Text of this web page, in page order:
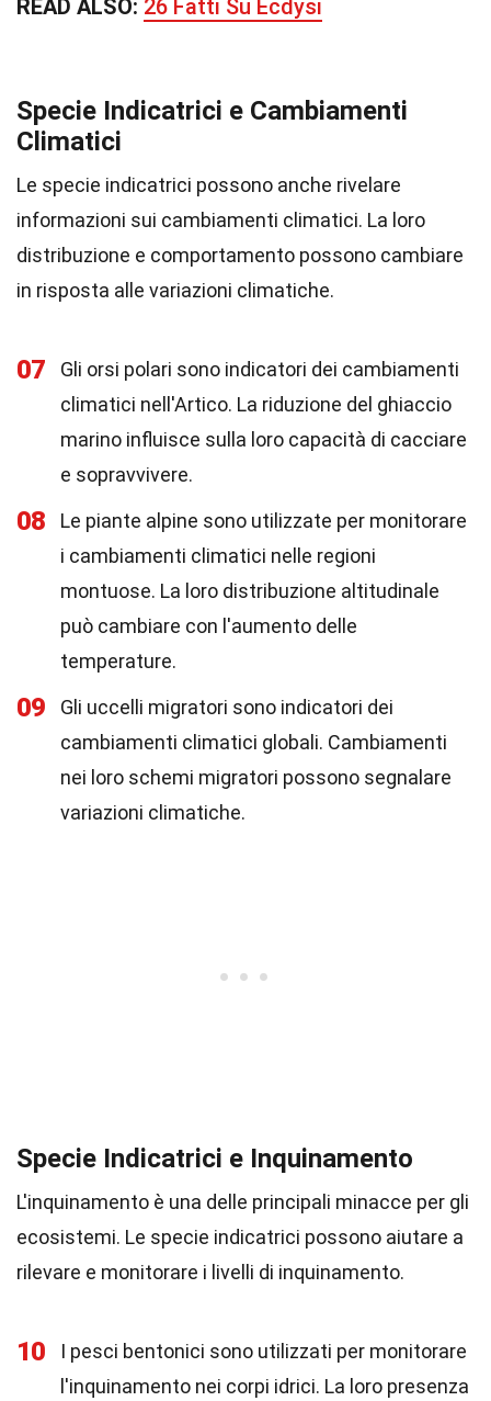
READ ALSO: 26 Fatti Su Ecdysi
Specie Indicatrici e Cambiamenti
Climatici
Le specie indicatrici possono anche rivelare
informazioni sui cambiamenti climatici. La loro
distribuzione e comportamento possono cambiare
in risposta alle variazioni climatiche.
07
Gli orsi polari sono indicatori dei cambiamenti
climatici nell'Artico. La riduzione del ghiaccio
marino influisce sulla loro capacità di cacciare
e sopravvivere.
08
Le piante alpine sono utilizzate per monitorare
i cambiamenti climatici nelle regioni
montuose. La loro distribuzione altitudinale
può cambiare con l'aumento delle
temperature.
09
Gli uccelli migratori sono indicatori dei
cambiamenti climatici globali. Cambiamenti
nei loro schemi migratori possono segnalare
variazioni climatiche.
Specie Indicatrici e Inquinamento
L'inquinamento è una delle principali minacce per gli
ecosistemi. Le specie indicatrici possono aiutare a
rilevare e monitorare i livelli di inquinamento.
10
I pesci bentonici sono utilizzati per monitorare
l'inquinamento nei corpi idrici. La loro presenza